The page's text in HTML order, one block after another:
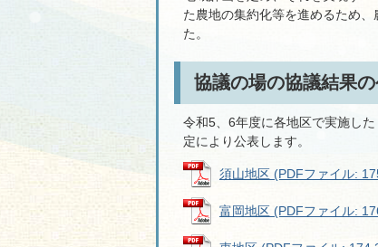
た農地の集約化等を進めるため
た。
協議の場の協議結果
令和5、6年度に各地区で実施し
定により公表します。
須山地区 (PDFファイル:
富岡地区 (PDFファイル: